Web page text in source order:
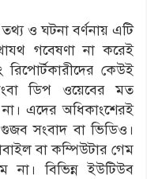
তথ্য ও ঘটনা বর্ণনায় এটি
গবেষণা না করেই
কেউই
ডিপ ওয়েবের মত
না। এদের অধিকাংশেরই
গুজব সংবাদ বা ভিডিও।
বা কম্পিউটার গেম
বিভিন্ন ইউটিউব